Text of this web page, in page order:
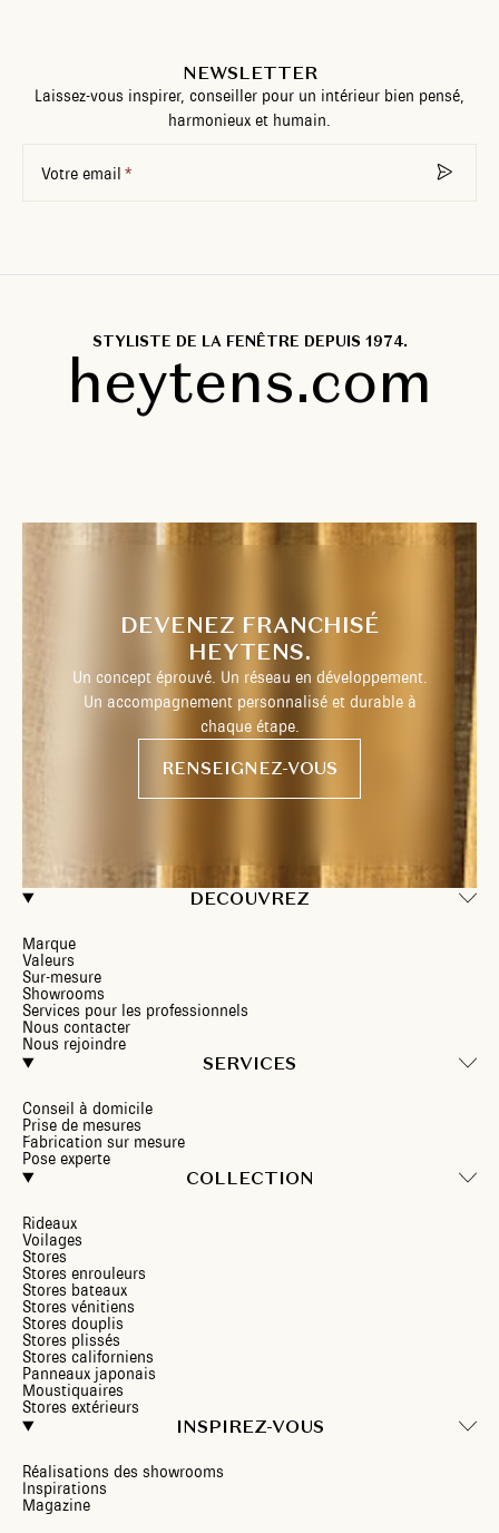
NEWSLETTER
Laissez-vous inspirer, conseiller pour un intérieur bien pensé,
harmonieux et humain.
Votre email
STYLISTE DE LA FENÊTRE DEPUIS 1974.
heytens.com
DECOUVREZ
Marque
Valeurs
Sur-mesure
Showrooms
Services pour les professionnels
Nous contacter
Nous rejoindre
SERVICES
Conseil à domicile
Prise de mesures
Fabrication sur mesure
Pose experte
COLLECTION
Rideaux
Voilages
Stores
Stores enrouleurs
Stores bateaux
Stores vénitiens
Stores douplis
Stores plissés
Stores californiens
Panneaux japonais
Moustiquaires
Stores extérieurs
INSPIREZ-VOUS
Réalisations des showrooms
Inspirations
Magazine
DEVENEZ FRANCHISÉ
HEYTENS.
Un concept éprouvé. Un réseau en développement.
Un accompagnement personnalisé et durable à
chaque étape.
RENSEIGNEZ-VOUS